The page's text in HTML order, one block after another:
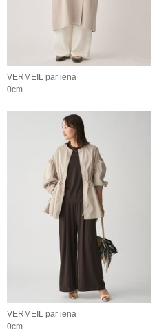
VERMEIL par iena
0cm
VERMEIL par iena
0cm